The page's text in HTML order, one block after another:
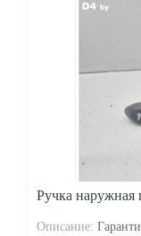
Ручка наружная
Описание: